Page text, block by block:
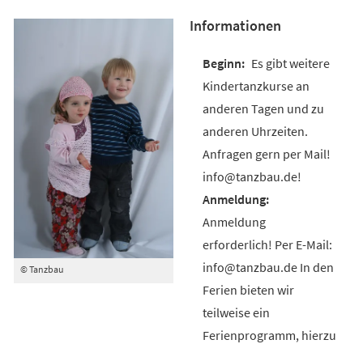
© Tanzbau
Informationen
Es gibt weitere
Kindertanzkurse an
anderen Tagen und zu
anderen Uhrzeiten.
Anfragen gern per Mail!
info@tanzbau.de!
Anmeldung
erforderlich! Per E-Mail:
info@tanzbau.de In den
Ferien bieten wir
teilweise ein
Ferienprogramm, hierzu